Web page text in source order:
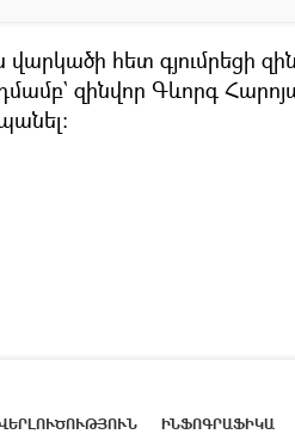
հետ գյումրեցի
զինվոր Գևորգ
ԻՆՖՈԳՐԱՖԻԿԱ